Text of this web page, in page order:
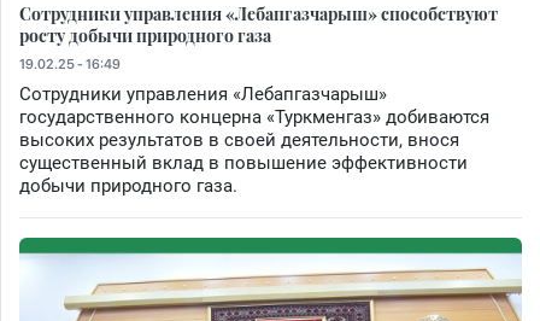
Сотрудники управления «Лебапгазчарыш» способствуют
росту добычи природного газа
19.02.25 - 16:49
Сотрудники управления «Лебапгазчарыш»
государственного концерна «Туркменгаз» добиваются
высоких результатов в своей деятельности, внося
существенный вклад в повышение эффективности
добычи природного газа.